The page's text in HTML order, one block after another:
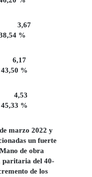
3,67
%
6,17
%
4,53
%
marzo 2022 y
un fuerte
de obra
paritaria del 40-
de los